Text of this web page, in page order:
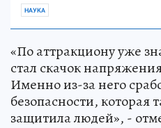
НАУКА
«По аттракциону уже
стал скачок
Именно из-за него
безопасности, которая
защитила людей», -